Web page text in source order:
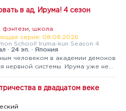
в ад, Ирума! 4 сезон
фэнтези, школа
серия: 08.08.2026
School! Iruma-kun Season 4
· 24 эп. · Япония
человеком в академии демонов
нервной системы. Ирума уже не
показывает эволюцию. Маска
к лицу, но цена популярности
фестиваль…
в двадцатом веке